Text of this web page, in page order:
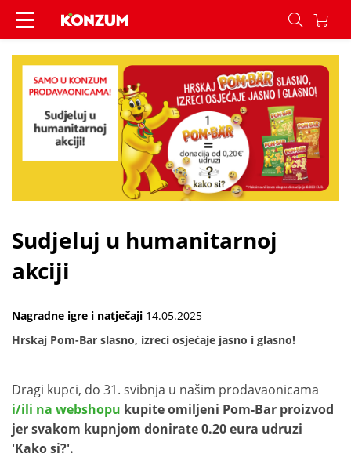
Sudjeluj u humanitarnoj akciji - Vijesti - Konzum
Sudjeluj u humanitarnoj
akciji
Nagradne igre i natječaji 14.05.2025
Hrskaj Pom-Bar slasno, izreci osjećaje jasno i glasno!
Dragi kupci, do 31. svibnja u našim prodavaonicama
i/ili na webshopu kupite omiljeni Pom-Bar proizvod
jer svakom kupnjom donirate 0.20 eura udruzi
'Kako si?'.